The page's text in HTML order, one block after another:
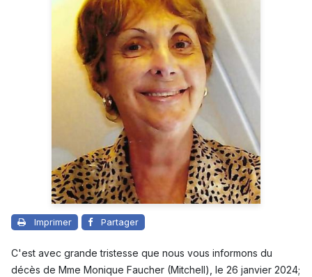
Imprimer Partager
C'est avec grande tristesse que nous vous informons du
décès de Mme Monique Faucher (Mitchell), le 26 janvier 2024;